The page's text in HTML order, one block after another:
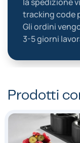
tracking code
Gli ordini
3-5 giorni
Prodotti